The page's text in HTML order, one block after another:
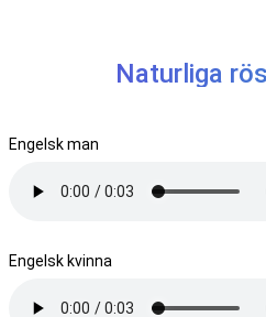
Naturliga
Engelsk man
Engelsk kvinna